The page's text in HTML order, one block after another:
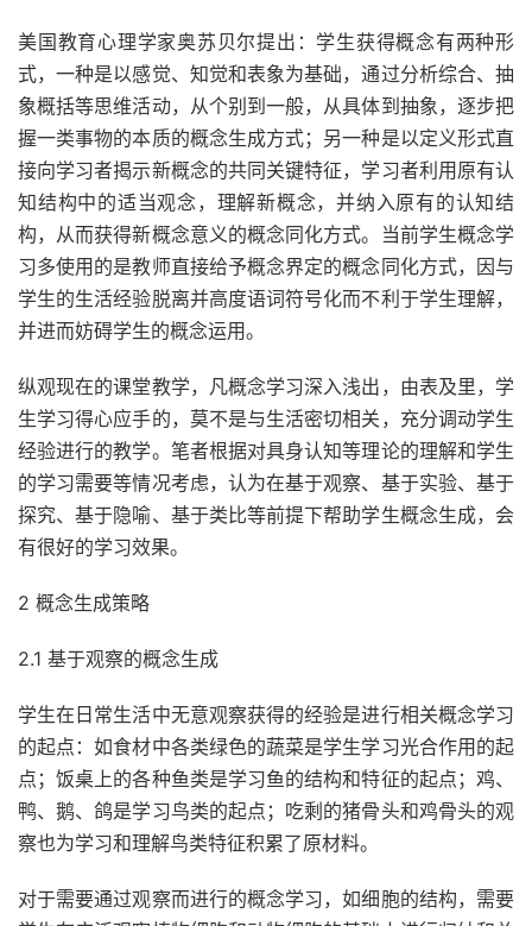
美国教育心理学家奥苏贝尔提出：学生获得概念有两种形
式，一种是以感觉、知觉和表象为基础，通过分析综合、抽
象概括等思维活动，从个别到一般，从具体到抽象，逐步把
握一类事物的本质的概念生成方式；另一种是以定义形式直
接向学习者揭示新概念的共同关键特征，学习者利用原有认
知结构中的适当观念，理解新概念，并纳入原有的认知结
构，从而获得新概念意义的概念同化方式。当前学生概念学
习多使用的是教师直接给予概念界定的概念同化方式，因与
学生的生活经验脱离并高度语词符号化而不利于学生理解，
并进而妨碍学生的概念运用。
纵观现在的课堂教学，凡概念学习深入浅出，由表及里，学
生学习得心应手的，莫不是与生活密切相关，充分调动学生
经验进行的教学。笔者根据对具身认知等理论的理解和学生
的学习需要等情况考虑，认为在基于观察、基于实验、基于
探究、基于隐喻、基于类比等前提下帮助学生概念生成，会
有很好的学习效果。
2 概念生成策略
2.1 基于观察的概念生成
学生在日常生活中无意观察获得的经验是进行相关概念学习
的起点：如食材中各类绿色的蔬菜是学生学习光合作用的起
点；饭桌上的各种鱼类是学习鱼的结构和特征的起点；鸡、
鸭、鹅、鸽是学习鸟类的起点；吃剩的猪骨头和鸡骨头的观
察也为学习和理解鸟类特征积累了原材料。
对于需要通过观察而进行的概念学习，如细胞的结构，需要